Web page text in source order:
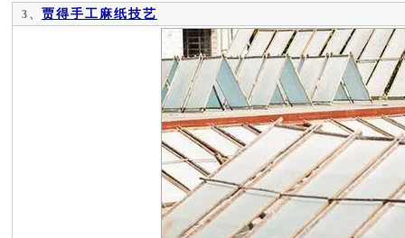
3、 贾得手工麻纸技艺